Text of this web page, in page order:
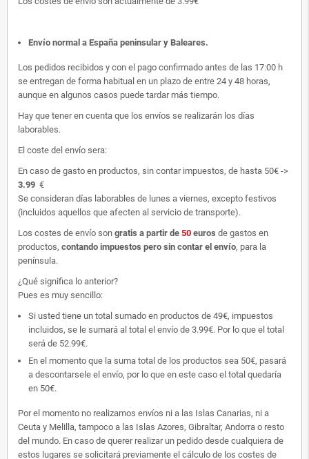
Envío normal a España peninsular y Baleares.
Los pedidos recibidos y con el pago confirmado antes de las 17:00 h
se entregan de forma habitual en un plazo de entre 24 y 48 horas,
aunque en algunos casos puede tardar más tiempo.
Hay que tener en cuenta que los envíos se realizarán los días
laborables.
El coste del envío sera:
En caso de gasto en productos, sin contar impuestos, de hasta 50€ ->
3.99 €
Se consideran días laborables de lunes a viernes, excepto festivos
(incluidos aquellos que afecten al servicio de transporte).
Los costes de envío son gratis a partir de 50 euros de gastos en
productos, contando impuestos pero sin contar el envío, para la
península.
¿Qué significa lo anterior?
Pues es muy sencillo:
Si usted tiene un total sumado en productos de 49€, impuestos
incluidos, se le sumará al total el envío de 3.99€. Por lo que el total
será de 52.99€.
En el momento que la suma total de los productos sea 50€, pasará
a descontarsele el envío, por lo que en este caso el total quedaría
en 50€.
Por el momento no realizamos envíos ni a las Islas Canarias, ni a
Ceuta y Melilla, tampoco a las Islas Azores, Gibraltar, Andorra o resto
del mundo. En caso de querer realizar un pedido desde cualquiera de
estos lugares se solicitará previamente el cálculo de los costes de